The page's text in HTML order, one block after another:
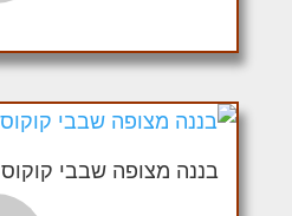
בננה מצופה שבבי קוקוס